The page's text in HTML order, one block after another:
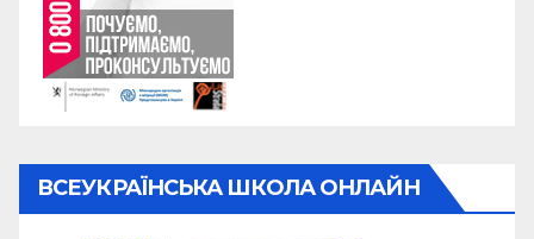
ВСЕУКРАЇНСЬКА ШКОЛА ОНЛАЙН